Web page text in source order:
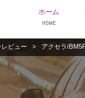
ホーム
HOME
ビュー > アクセラ/